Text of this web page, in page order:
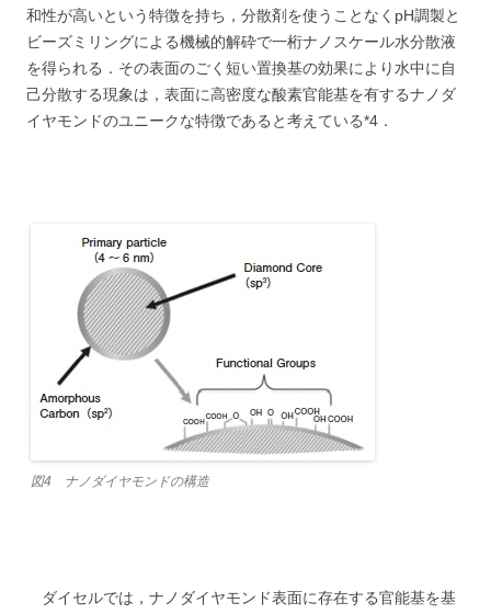
和性が高いという特徴を持ち，分散剤を使うことなくpH調製と
ビーズミリングによる機械的解砕で一桁ナノスケール水分散液
を得られる．その表面のごく短い置換基の効果により水中に自
己分散する現象は，表面に高密度な酸素官能基を有するナノダ
イヤモンドのユニークな特徴であると考えている*4．
図4 ナノダイヤモンドの構造
ダイセルでは，ナノダイヤモンド表面に存在する官能基を基